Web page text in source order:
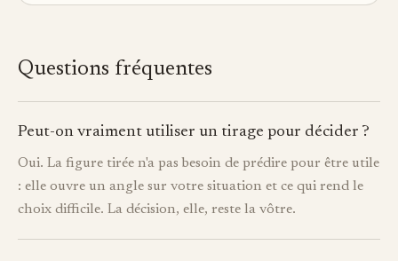
Questions fréquentes
Peut-on vraiment utiliser un tirage pour décider ?
Oui. La figure tirée n'a pas besoin de prédire pour être utile
: elle ouvre un angle sur votre situation et ce qui rend le
choix difficile. La décision, elle, reste la vôtre.